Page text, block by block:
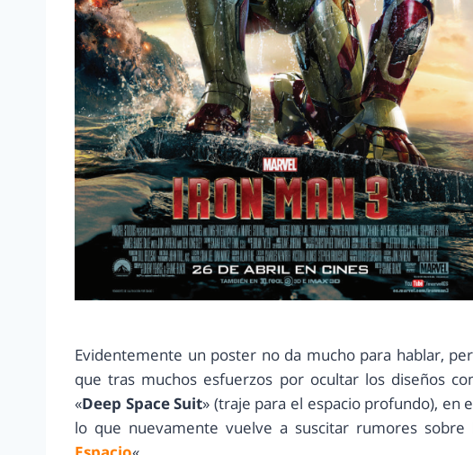
Evidentemente un poster no da mucho para hablar,
que tras muchos esfuerzos por ocultar los diseños
«Deep Space Suit» (traje para el espacio profundo),
lo que nuevamente vuelve a suscitar rumores sobre